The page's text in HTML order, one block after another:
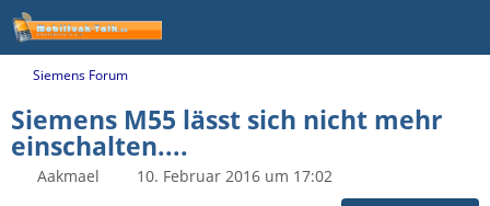
Siemens Forum
Siemens M55 lässt sich nicht mehr
einschalten....
Aakmael 10. Februar 2016 um 17:02